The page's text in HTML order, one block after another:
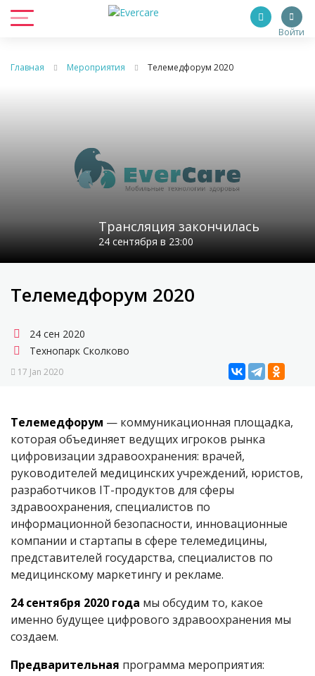
Войти
Главная Мероприятия Телемедфорум 2020
Трансляция закончилась
24 сентября в 23:00
Телемедфорум 2020
24 сен 2020
Технопарк Сколково
17 Jan 2020
Телемедфорум — коммуникационная площадка,
которая объединяет ведущих игроков рынка
цифровизации здравоохранения: врачей,
руководителей медицинских учреждений, юристов,
разработчиков IT-продуктов для сферы
здравоохранения, специалистов по
информационной безопасности, инновационные
компании и стартапы в сфере телемедицины,
представителей государства, специалистов по
медицинскому маркетингу и рекламе.
24 сентября 2020 года мы обсудим то, какое
именно будущее цифрового здравоохранения мы
создаем.
Предварительная программа мероприятия: